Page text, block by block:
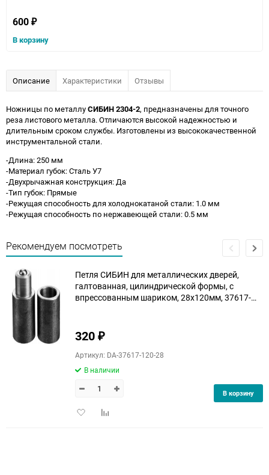
600 ₽
В корзину
Описание Характеристики Отзывы
Ножницы по металлуСИБИН 2304-2, предназначены для точного
реза листового металла. Отличаются высокой надежностью и
длительным сроком службы. Изготовлены из высококачественной
инструментальной стали.
-Длина: 250 мм
-Материал губок: Сталь У7
-Двухрычажная конструкция: Да
-Тип губок: Прямые
-Режущая способность для холоднокатаной стали: 1.0 мм
-Режущая способность по нержавеющей стали: 0.5 мм
Рекомендуем посмотреть
Петля СИБИН для металлических дверей,
галтованная, цилиндрической формы, с
впрессованным шариком, 28х120мм, 37617-
320 ₽
Артикул: DA-37617-120-28
В наличии
ДобавитьДобавить
В корзину